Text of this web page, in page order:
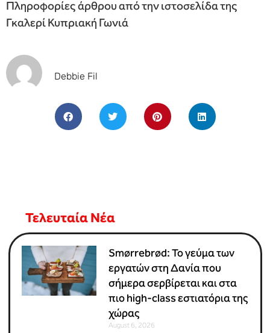
Πληροφορίες άρθρου από την ιστοσελίδα της
Γκαλερί Κυπριακή Γωνιά
Debbie Fil
Τελευταία Νέα
Smørrebrød: Το γεύμα των
εργατών στη Δανία που
σήμερα σερβίρεται και στα
πιο high-class εστιατόρια της
χώρας
August 6, 2026